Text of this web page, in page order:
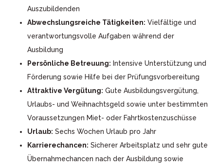
Auszubildenden
Abwechslungsreiche Tätigkeiten: Vielfältige und
verantwortungsvolle Aufgaben während der
Ausbildung
Persönliche Betreuung: Intensive Unterstützung und
Förderung sowie Hilfe bei der Prüfungsvorbereitung
Attraktive Vergütung: Gute Ausbildungsvergütung,
Urlaubs- und Weihnachtsgeld sowie unter bestimmten
Voraussetzungen Miet- oder Fahrtkostenzuschüsse
Urlaub: Sechs Wochen Urlaub pro Jahr
Karrierechancen: Sicherer Arbeitsplatz und sehr gute
Übernahmechancen nach der Ausbildung sowie